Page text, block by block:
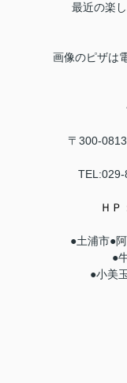
最近の楽
画像のピザは
〒300-0813
TEL:029-
ＨＰ
●土浦市●
●
●小美